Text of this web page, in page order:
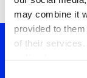
may combine it
provided to
of their services.